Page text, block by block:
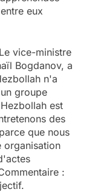
eux
vice-ministre
Bogdanov, a
n'a
groupe
est
des
que nous
organisation
: